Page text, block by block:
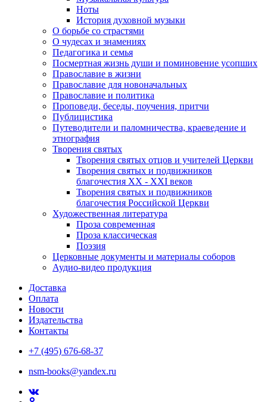
Ноты
История духовной музыки
О борьбе со страстями
О чудесах и знамениях
Педагогика и семья
Посмертная жизнь души и поминовение усопших
Православие в жизни
Православие для новоначальных
Православие и политика
Проповеди, беседы, поучения, притчи
Публицистика
Путеводители и паломничества, краеведение и
этнография
Творения святых
Творения святых отцов и учителей Церкви
Творения святых и подвижников
благочестия ХХ - ХХI веков
Творения святых и подвижников
благочестия Российской Церкви
Художественная литература
Проза современная
Проза классическая
Поэзия
Церковные документы и материалы соборов
Аудио-видео продукция
Доставка
Оплата
Новости
Издательства
Контакты
+7 (495) 676-68-37
nsm-books@yandex.ru